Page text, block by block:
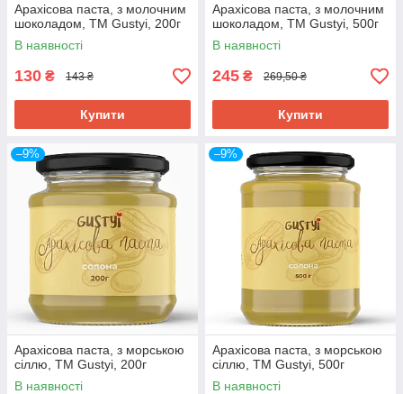
Арахісова паста, з молочним
шоколадом, ТМ Gustyi, 200г
В наявності
130 ₴ 143 ₴
Купити
Арахісова паста, з молочним
шоколадом, ТМ Gustyi, 500г
В наявності
245 ₴ 269,50 ₴
Купити
–9%
Арахісова паста, з морською
сіллю, ТМ Gustyi, 200г
В наявності
–9%
Арахісова паста, з морською
сіллю, ТМ Gustyi, 500г
В наявності